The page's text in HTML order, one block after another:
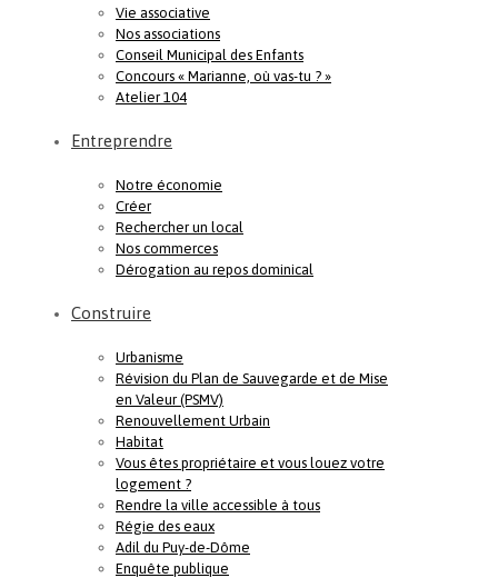
Vie associative
Nos associations
Conseil Municipal des Enfants
Concours « Marianne, où vas-tu ? »
Atelier 104
Entreprendre
Notre économie
Créer
Rechercher un local
Nos commerces
Dérogation au repos dominical
Construire
Urbanisme
Révision du Plan de Sauvegarde et de Mise
en Valeur (PSMV)
Renouvellement Urbain
Habitat
Vous êtes propriétaire et vous louez votre
logement ?
Rendre la ville accessible à tous
Régie des eaux
Adil du Puy-de-Dôme
Enquête publique